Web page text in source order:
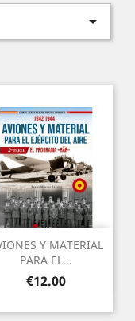

Y MATERIAL
PARA EL...
Price
€12.00